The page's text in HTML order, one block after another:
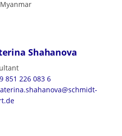
Shahanova
851 226 083 6